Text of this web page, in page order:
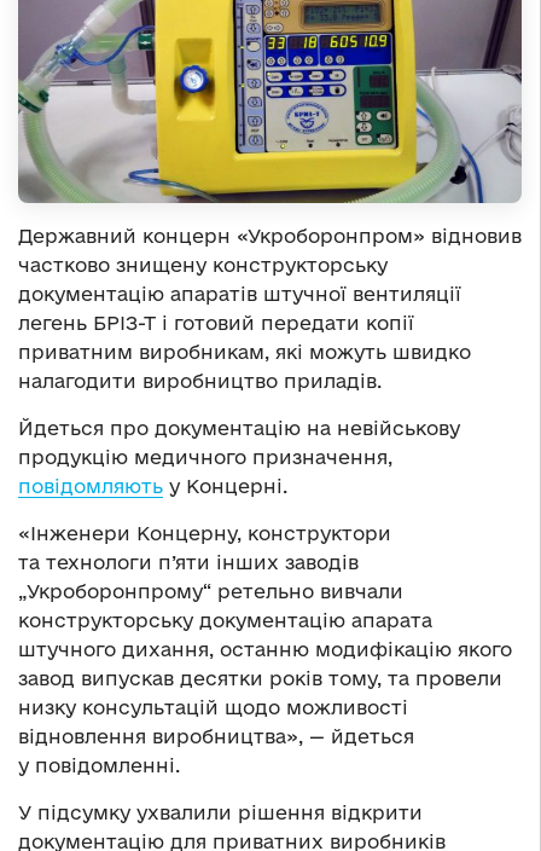
Державний концерн «Укроборонпром» відновив
частково знищену конструкторську
документацію апаратів штучної вентиляції
легень БРІЗ-Т і готовий передати копії
приватним виробникам, які можуть швидко
налагодити виробництво приладів.
Йдеться про документацію на невійськову
продукцію медичного призначення,
повідомляють у Концерні.
«Інженери Концерну, конструктори
та технологи п’яти інших заводів
„Укроборонпрому“ ретельно вивчали
конструкторську документацію апарата
штучного дихання, останню модифікацію якого
завод випускав десятки років тому, та провели
низку консультацій щодо можливості
відновлення виробництва», — йдеться
у повідомленні.
У підсумку ухвалили рішення відкрити
документацію для приватних виробників